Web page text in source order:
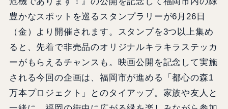
豊かなスポットを巡るスタンプラリーが6月26日
（金）より開催されます。スタンプを3つ以上集め
ると、先着で非売品のオリジナルキラキラステッカ
ーがもらえるチャンスも。映画公開を記念して実施
される今回の企画は、福岡市が進める「都心の森1
万本プロジェクト」とのタイアップ。家族や友人と